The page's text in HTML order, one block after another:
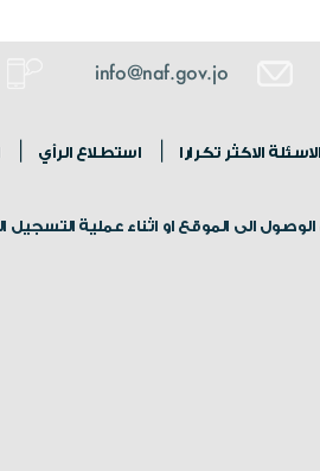
الاسئلة الاكثر تكرارا استطلاع الرأي
الى الموقع او اثناء عملية التسجيل